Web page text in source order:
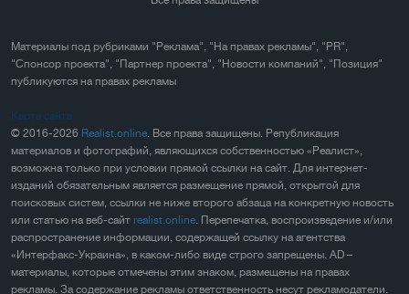
Материалы под рубриками "Реклама", "На правах рекламы", "PR",
"Спонсор проекта", "Партнер проекта", "Новости компаний", "Позиция"
публикуются на правах рекламы
Карта сайта
© 2016-2026 Realist.online . Все права защищены. Републикация
материалов и фотографий, являющихся собственностью «Реалист»,
возможна только при условии прямой ссылки на сайт. Для интернет-
изданий обязательным является размещение прямой, открытой для
поисковых систем, ссылки не ниже второго абзаца на конкретную новость
или статью на веб-сайт realist.online . Перепечатка, воспроизведение и/или
распространение информации, содержащей ссылку на агентства
«Интерфакс-Украина», в каком-либо виде строго запрещены. AD –
материалы, которые отмечены этим знаком, размещены на правах
рекламы. За содержание рекламы ответственность несут рекламодатели.